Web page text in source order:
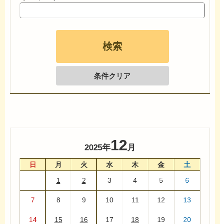
条件クリア
2025年12 月
日 月 火 水 木 金
土
1
2 3 4 5 6
7 8 9 10 11 12 13
14 15 16 17 18 19 20